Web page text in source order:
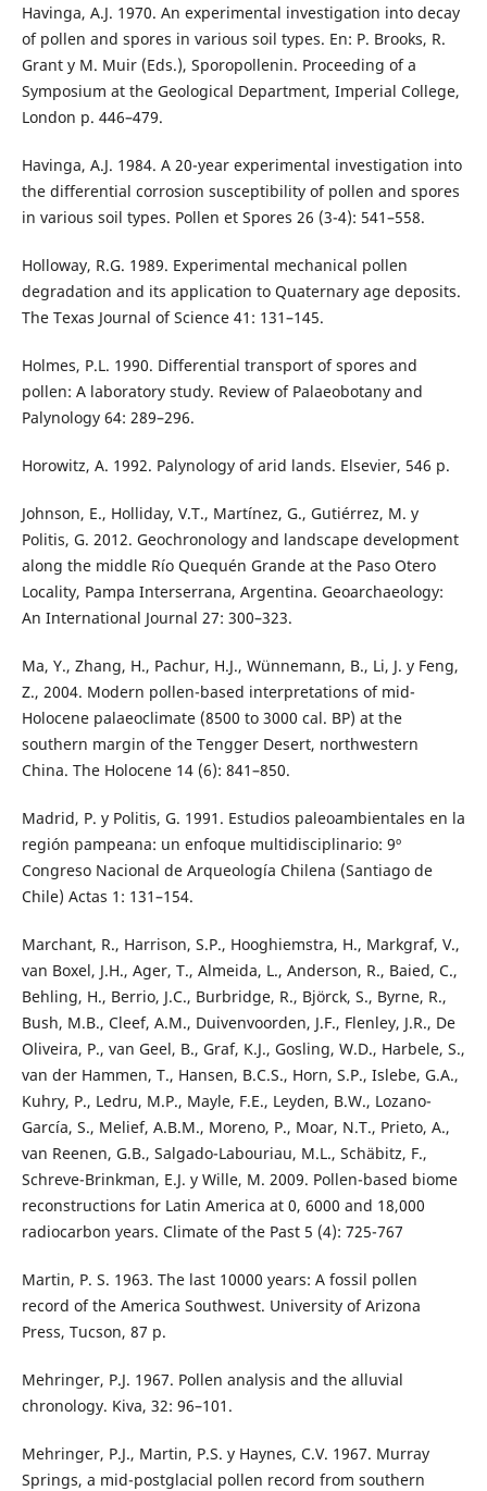
Havinga, A.J. 1970. An experimental investigation into decay
of pollen and spores in various soil types. En: P. Brooks, R.
Grant y M. Muir (Eds.), Sporopollenin. Proceeding of a
Symposium at the Geological Department, Imperial College,
London p. 446–479.
Havinga, A.J. 1984. A 20-year experimental investigation into
the differential corrosion susceptibility of pollen and spores
in various soil types. Pollen et Spores 26 (3-4): 541–558.
Holloway, R.G. 1989. Experimental mechanical pollen
degradation and its application to Quaternary age deposits.
The Texas Journal of Science 41: 131–145.
Holmes, P.L. 1990. Differential transport of spores and
pollen: A laboratory study. Review of Palaeobotany and
Palynology 64: 289–296.
Horowitz, A. 1992. Palynology of arid lands. Elsevier, 546 p.
Johnson, E., Holliday, V.T., Martínez, G., Gutiérrez, M. y
Politis, G. 2012. Geochronology and landscape development
along the middle Río Quequén Grande at the Paso Otero
Locality, Pampa Interserrana, Argentina. Geoarchaeology:
An International Journal 27: 300–323.
Ma, Y., Zhang, H., Pachur, H.J., Wünnemann, B., Li, J. y Feng,
Z., 2004. Modern pollen-based interpretations of mid-
Holocene palaeoclimate (8500 to 3000 cal. BP) at the
southern margin of the Tengger Desert, northwestern
China. The Holocene 14 (6): 841–850.
Madrid, P. y Politis, G. 1991. Estudios paleoambientales en la
región pampeana: un enfoque multidisciplinario: 9º
Congreso Nacional de Arqueología Chilena (Santiago de
Chile) Actas 1: 131–154.
Marchant, R., Harrison, S.P., Hooghiemstra, H., Markgraf, V.,
van Boxel, J.H., Ager, T., Almeida, L., Anderson, R., Baied, C.,
Behling, H., Berrio, J.C., Burbridge, R., Björck, S., Byrne, R.,
Bush, M.B., Cleef, A.M., Duivenvoorden, J.F., Flenley, J.R., De
Oliveira, P., van Geel, B., Graf, K.J., Gosling, W.D., Harbele, S.,
van der Hammen, T., Hansen, B.C.S., Horn, S.P., Islebe, G.A.,
Kuhry, P., Ledru, M.P., Mayle, F.E., Leyden, B.W., Lozano-
García, S., Melief, A.B.M., Moreno, P., Moar, N.T., Prieto, A.,
van Reenen, G.B., Salgado-Labouriau, M.L., Schäbitz, F.,
Schreve-Brinkman, E.J. y Wille, M. 2009. Pollen-based biome
reconstructions for Latin America at 0, 6000 and 18,000
radiocarbon years. Climate of the Past 5 (4): 725-767
Martin, P. S. 1963. The last 10000 years: A fossil pollen
record of the America Southwest. University of Arizona
Press, Tucson, 87 p.
Mehringer, P.J. 1967. Pollen analysis and the alluvial
chronology. Kiva, 32: 96–101.
Mehringer, P.J., Martin, P.S. y Haynes, C.V. 1967. Murray
Springs, a mid-postglacial pollen record from southern